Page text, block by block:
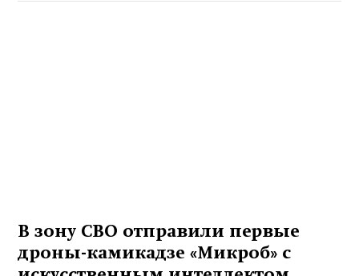
В зону СВО отправили первые
дроны-камикадзе «Микроб» с